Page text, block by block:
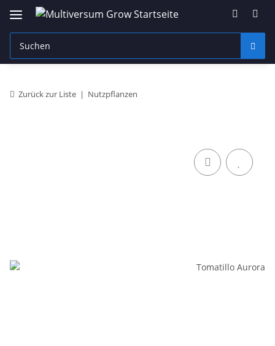
Zurück zur Liste Nutzpflanzen